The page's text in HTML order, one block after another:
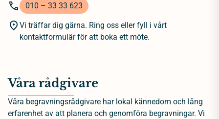
010 – 33 33 623
Vi träffar dig gärna. Ring oss eller fyll i vårt
kontaktformulär för att boka ett möte.
Våra rådgivare
Våra begravningsrådgivare har lokal kännedom och lång
erfarenhet av att planera och genomföra begravningar. Vi